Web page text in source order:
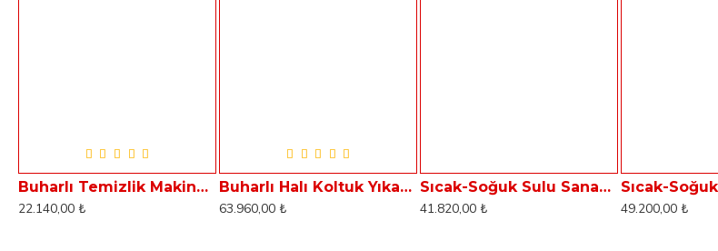
Buharlı Temizlik Makinesi Dass Aqua S2
22.140,00 ₺
Buharlı Halı Koltuk Yıkama Makinası Dass Aqua S6
63.960,00 ₺
Sıcak-Soğuk Sulu Sanayi Tipi Halı Koltuk Yıkama Makinası Dass Aqua HC6
41.820,00 ₺
49.200,00 ₺